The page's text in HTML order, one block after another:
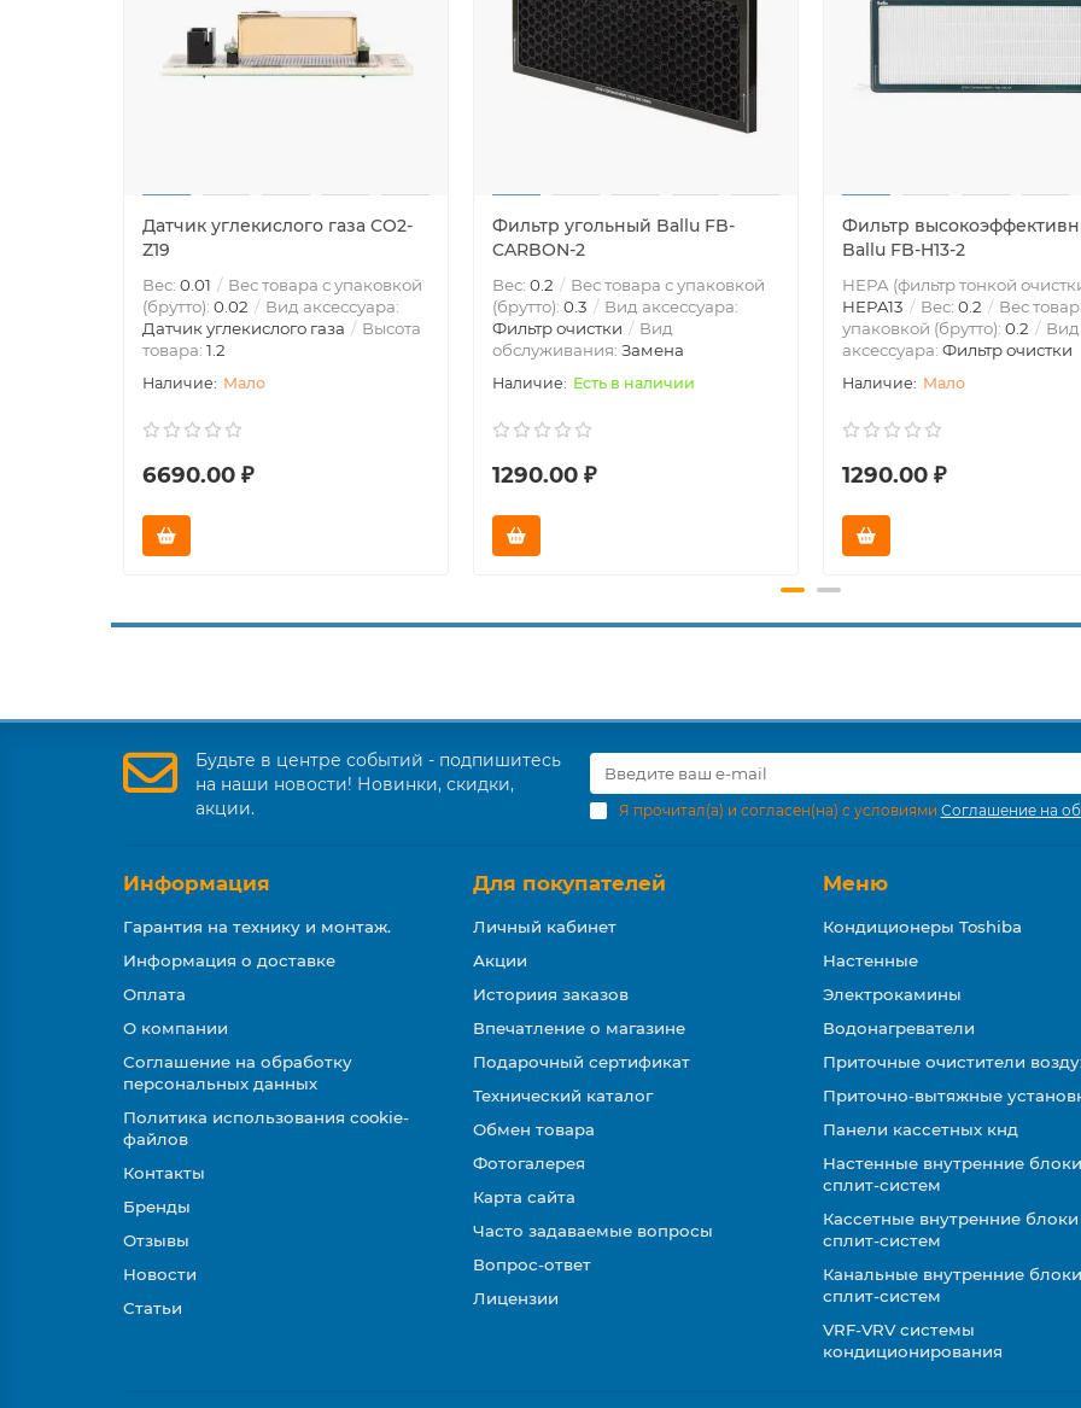
Датчик углекислого газа CO2-
Z19
Вес: 0.01
Вес товара с упаковкой
(брутто): 0.02
Вид аксессуара:
Датчик углекислого газа
Высота
товара: 1.2
Мало
6690.00 ₽
Фильтр угольный Ballu FB-
CARBON-2
Вес: 0.2
Вес товара с упаковкой
(брутто): 0.3
Вид аксессуара:
Фильтр очистки
Вид
обслуживания: Замена
Есть в наличии
1290.00 ₽
Фильтр
Ballu FB-H13-2
HEPA (фильтр тонкой
HEPA13
Вес: 0.2
Вес
упаковкой (брутто): 0.2
Вид
аксессуара: Фильтр очистки
Мало
1290.00 ₽
Будьте в центре событий - подпишитесь
на наши новости! Новинки, скидки,
акции.
Я прочитал(а) и согласен(на) с условиями Соглашение на
Информация
Гарантия на технику и монтаж.
Информация о доставке
Оплата
О компании
Соглашение на обработку
персональных данных
Политика использования cookie-
файлов
Контакты
Бренды
Отзывы
Новости
Статьи
Для покупателей
Личный кабинет
Акции
Историия заказов
Впечатление о магазине
Подарочный сертификат
Технический каталог
Обмен товара
Фотогалерея
Карта сайта
Часто задаваемые вопросы
Вопрос-ответ
Лицензии
Меню
Кондиционеры Toshiba
Настенные
Электрокамины
Водонагреватели
Приточные очистители
Приточно-вытяжные
Панели кассетных кнд
Настенные внутренние
сплит-систем
Кассетные внутренние
сплит-систем
Канальные внутренние
сплит-систем
VRF-VRV системы
кондиционирования